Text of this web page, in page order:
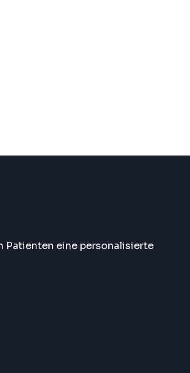
Patienten eine personalisierte